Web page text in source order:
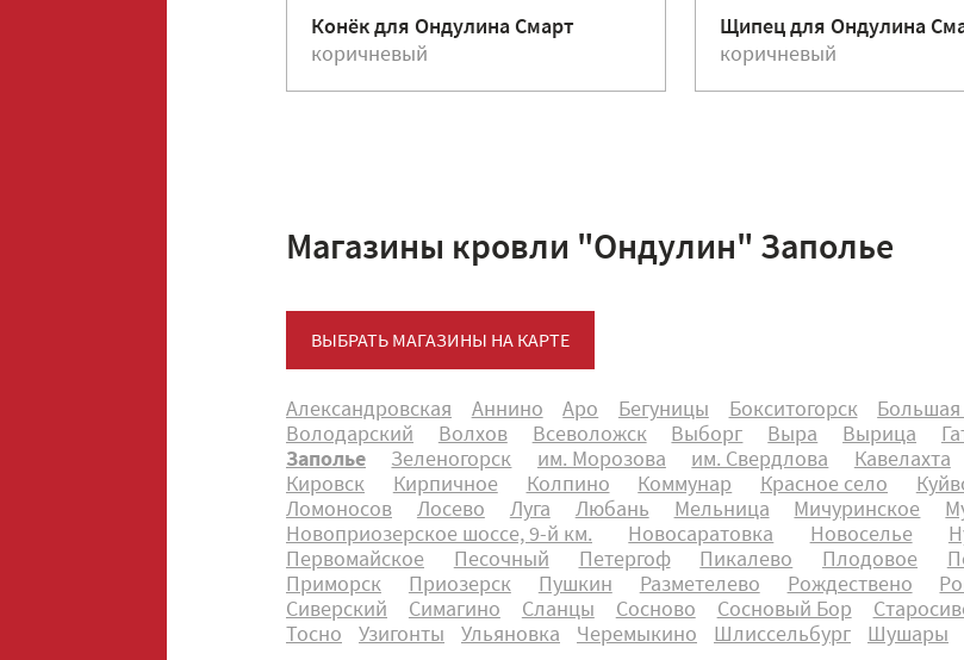
Конёк для Ондулина Смарт
коричневый
Щипец для Ондулина
коричневый
Магазины кровли "Ондулин" Заполье
ВЫБРАТЬ МАГАЗИНЫ НА КАРТЕ
Александровская Аннино Аро Бегуницы Бокситогорск
Володарский
Волхов Всеволожск Выборг Выра Вырица
Заполье
Зеленогорск им. Морозова им. Свердлова Кавелахта
Кировск
Кирпичное Колпино Коммунар Красное село
Ломоносов
Лосево Луга Любань Мельница Мичуринское
Новоприозерское шоссе, 9-й км.
Новосаратовка Новоселье
Первомайское
Песочный Петергоф Пикалево Плодовое
Приморск
Приозерск Пушкин Разметелево Рождествено
Сиверский
Симагино Сланцы Сосново Сосновый Бор
Тосно
Узигонты Ульяновка Черемыкино Шлиссельбург Шушары